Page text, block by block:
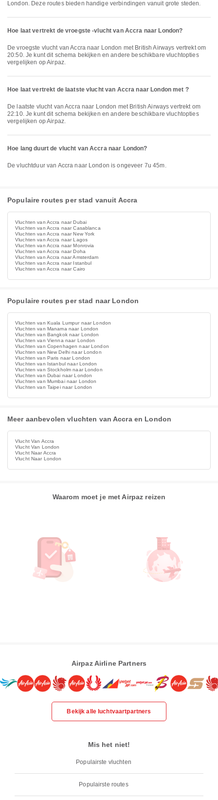
London. Deze routes bieden handige verbindingen vanuit grote steden.
Hoe laat vertrekt de vroegste -vlucht van Accra naar London?
De vroegste vlucht van Accra naar London met British Airways vertrekt om
20:50. Je kunt dit schema bekijken en andere beschikbare vluchtopties
vergelijken op Airpaz.
Hoe laat vertrekt de laatste vlucht van Accra naar London met ?
De laatste vlucht van Accra naar London met British Airways vertrekt om
22:10. Je kunt dit schema bekijken en andere beschikbare vluchtopties
vergelijken op Airpaz.
Hoe lang duurt de vlucht van Accra naar London?
De vluchtduur van Accra naar London is ongeveer 7u 45m.
Populaire routes per stad vanuit Accra
Vluchten van Accra naar Dubai
Vluchten van Accra naar Casablanca
Vluchten van Accra naar New York
Vluchten van Accra naar Lagos
Vluchten van Accra naar Monrovia
Vluchten van Accra naar Doha
Vluchten van Accra naar Amsterdam
Vluchten van Accra naar Istanbul
Vluchten van Accra naar Cairo
Populaire routes per stad naar London
Vluchten van Kuala Lumpur naar London
Vluchten van Manama naar London
Vluchten van Bangkok naar London
Vluchten van Vienna naar London
Vluchten van Copenhagen naar London
Vluchten van New Delhi naar London
Vluchten van Paris naar London
Vluchten van Istanbul naar London
Vluchten van Stockholm naar London
Vluchten van Dubai naar London
Vluchten van Mumbai naar London
Vluchten van Taipei naar London
Meer aanbevolen vluchten van Accra en London
Vlucht Van Accra
Vlucht Van London
Vlucht Naar Accra
Vlucht Naar London
Waarom moet je met Airpaz reizen
Airpaz Airline Partners
Bekijk alle luchtvaartpartners
Mis het niet!
Populairste vluchten
Populairste routes